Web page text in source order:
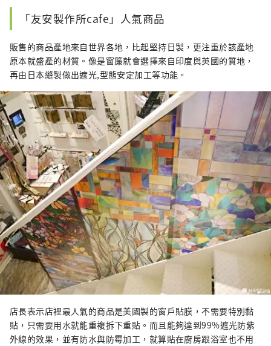
「友安製作所cafe」人氣商品
販售的商品產地來自世界各地，比起堅持日製，更注重於該產地
原本就盛產的材質。像是窗簾就會選擇來自印度與英國的質地，
再由日本縫製做出遮光,型態安定加工等功能。
店長表示店裡最人氣的商品是美國製的窗戶貼膜，不需要特別黏
貼，只需要用水就能重複拆下重貼。而且能夠達到99%遮光防紫
外線的效果，並有防水與防霉加工，就算貼在廚房跟浴室也不用